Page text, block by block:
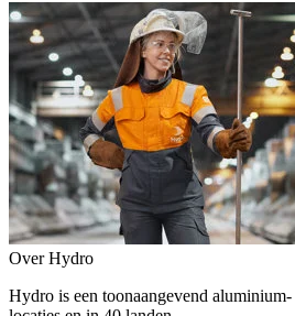
Over Hydro
Hydro is een toonaangevend